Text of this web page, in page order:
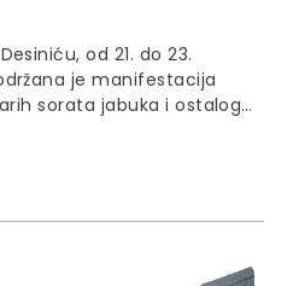
od 21. do 23.
je manifestacija
sorata jabuka i ostalog